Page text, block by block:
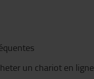
un chariot en ligne